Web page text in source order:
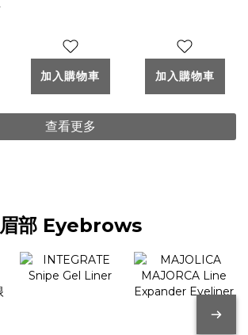
加入購物車 加入購物車
查看更多
眉部 Eyebrows